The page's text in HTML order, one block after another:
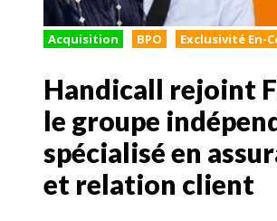
Acquisition BPO Exclusivité En-
Handicall rejoint
le groupe
spécialisé en
et relation client